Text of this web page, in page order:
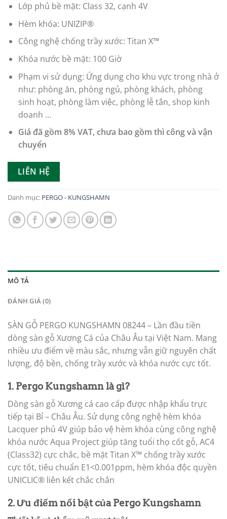
Lớp phủ bề mặt: Class 32, cạnh 4V
Hèm khóa: UNIZIP®
Công nghệ chống trầy xước: Titan X™
Khóa nước bề mặt: 100 Giờ
Phạm vi sử dụng: Ứng dụng cho khu vực trong nhà ở
như: phòng ăn, phòng ngủ, phòng khách, phòng
sinh hoạt, phòng làm việc, phòng lễ tân, shop kinh
doanh …
Giá đã gồm 8% VAT, chưa bao gồm thì công và vận
chuyển
LIÊN HỆ
Danh mục: PERGO - KUNGSHAMN
MÔ TẢ
ĐÁNH GIÁ (0)
SÀN GỖ PERGO KUNGSHAMN 08244 – Lần đầu tiền
dòng sàn gỗ Xương Cá của Châu Âu tại Việt Nam. Mang
nhiều ưu điểm về màu sắc, nhưng vẫn giữ nguyên chất
lượng, độ bền, chống trầy xước và khóa nước cực tốt.
1. Pergo Kungshamn là gì?
Dòng sàn gỗ Xương cá cao cấp được nhập khẩu trực
tiếp tại Bỉ – Châu Âu. Sử dụng công nghệ hèm khóa
Lacquer phủ 4V giúp bảo vệ hèm khóa cùng công nghệ
khóa nước Aqua Project giúp tăng tuổi thọ cốt gỗ, AC4
(Class32) cực chắc, bề mặt Titan X™ chống trầy xước
cực tốt, tiêu chuẩn E1<0.001ppm, hèm khóa độc quyền
UNICLIC® liên kết chắc chắn
2. Ưu điểm nổi bật của Pergo Kungshamn